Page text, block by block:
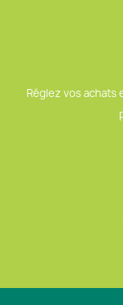
Réglez vos achats